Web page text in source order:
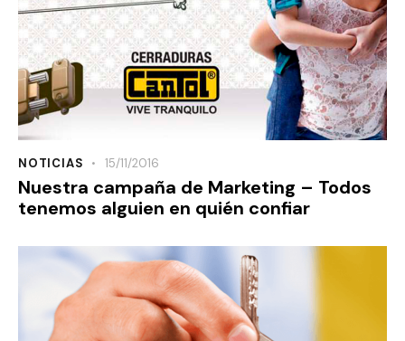
NOTICIAS 15/11/2016
Nuestra campaña de Marketing – Todos
tenemos alguien en quién confiar